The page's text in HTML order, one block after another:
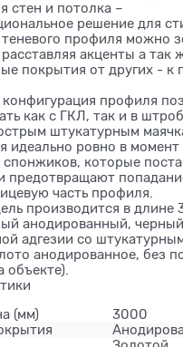
стен и потолка –
решение для
профиля можно
акценты а так
покрытия от других - к
конфигурация профиля
как с ГКЛ, так и в
штукатурным
идеально ровно в момент
которые
предотвращают
часть профиля.
производится в длине
анодированный,
адгезии со
анодированное, без
объекте).
(мм)
3000